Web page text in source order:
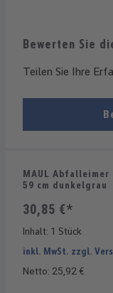
Bewerten Sie
Teilen Sie Ihre
MAUL
59 cm dunkelgrau
30,85 €*
Inhalt: 1 Stück
inkl. MwSt. zzgl.
Netto: 25,92 €